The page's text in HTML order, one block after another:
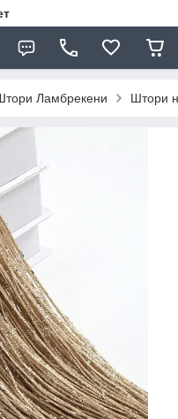
Ламбрекени Штори